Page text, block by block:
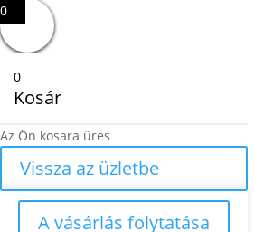
0
0
Kosár
Az Ön kosara üres
Vissza az üzletbe
A vásárlás folytatása